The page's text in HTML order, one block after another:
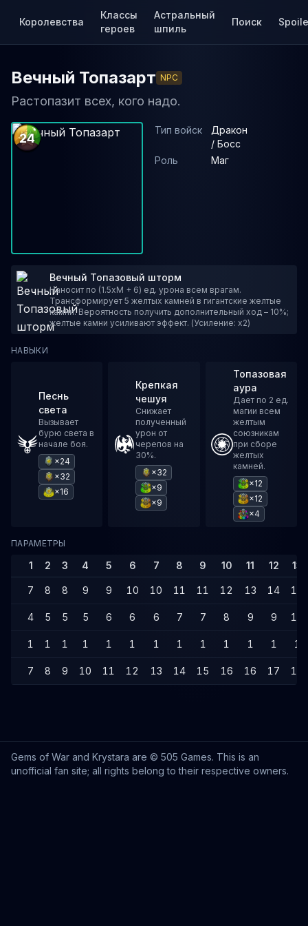
Королевства
Классы
героев
Астральный
шпиль
Поиск
Вечный Топазарт NPC
Растопазит всех, кого надо.
24
Тип войск
Дракон
/ Босс
Роль
Маг
Вечный Топазовый шторм
Наносит по (1.5xM + 6) ед. урона всем врагам.
Трансформирует 5 желтых камней в гигантские желтые
камни. Вероятность получить дополнительный ход – 10%;
желтые камни усиливают эффект. (Усиление: x2)
НАВЫКИ
Песнь
света
Вызывает
бурю света в
начале боя.
×24
×32
×16
Крепкая
чешуя
Снижает
полученный
урон от
черепов на
30%.
×32
×9
×9
Топазовая
аура
Дает по 2 ед.
магии всем
желтым
союзникам
при сборе
желтых
камней.
×12
×12
×4
ПАРАМЕТРЫ
1 2 3 4 5 6 7 8 9 10 11 12 13
7 8 8 9 9 10 10 11 11 12 13 14 14
4 5 5 5 6 6 6 7 7 8 9 9 10
1 1 1 1 1 1 1 1 1 1 1 1 1
7 8 9 10 11 12 13 14 15 16 16 17 18
Gems of War and Krystara are © 505 Games. This is an
unofficial fan site; all rights belong to their respective owners.